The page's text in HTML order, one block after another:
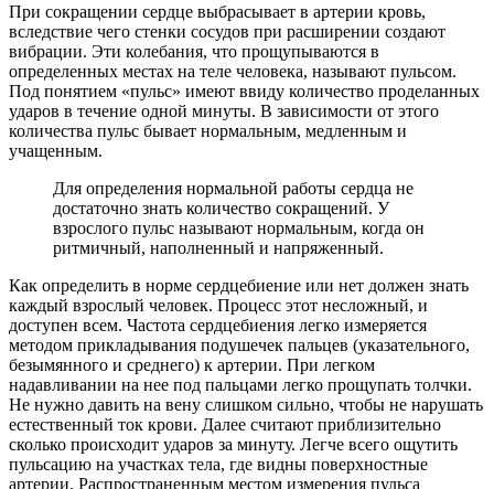
При сокращении сердце выбрасывает в артерии кровь,
вследствие чего стенки сосудов при расширении создают
вибрации. Эти колебания, что прощупываются в
определенных местах на теле человека, называют пульсом.
Под понятием «пульс» имеют ввиду количество проделанных
ударов в течение одной минуты. В зависимости от этого
количества пульс бывает нормальным, медленным и
учащенным.
Для определения нормальной работы сердца не
достаточно знать количество сокращений. У
взрослого пульс называют нормальным, когда он
ритмичный, наполненный и напряженный.
Как определить в норме сердцебиение или нет должен знать
каждый взрослый человек. Процесс этот несложный, и
доступен всем. Частота сердцебиения легко измеряется
методом прикладывания подушечек пальцев (указательного,
безымянного и среднего) к артерии. При легком
надавливании на нее под пальцами легко прощупать толчки.
Не нужно давить на вену слишком сильно, чтобы не нарушать
естественный ток крови. Далее считают приблизительно
сколько происходит ударов за минуту. Легче всего ощутить
пульсацию на участках тела, где видны поверхностные
артерии. Распространенным местом измерения пульса